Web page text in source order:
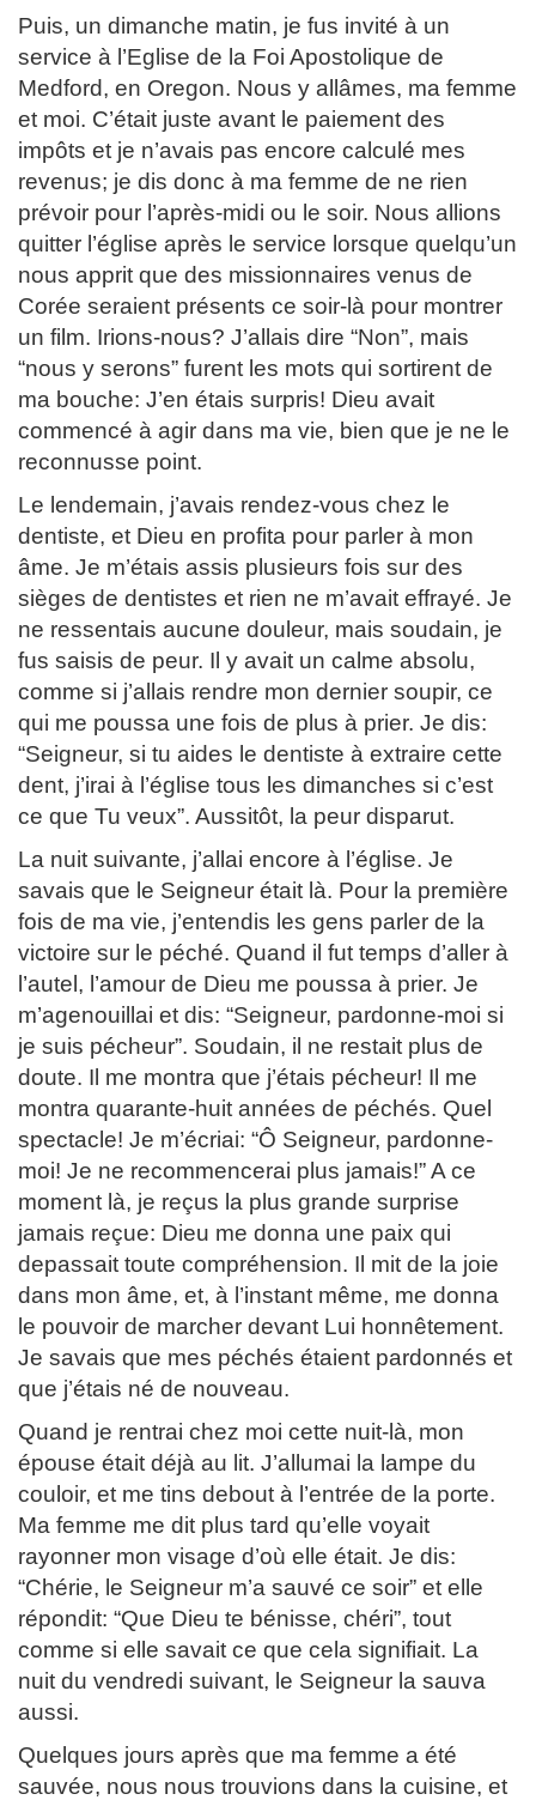
Puis, un dimanche matin, je fus invité à un
service à l’Eglise de la Foi Apostolique de
Medford, en Oregon. Nous y allâmes, ma femme
et moi. C’était juste avant le paiement des
impôts et je n’avais pas encore calculé mes
revenus; je dis donc à ma femme de ne rien
prévoir pour l’après-midi ou le soir. Nous allions
quitter l’église après le service lorsque quelqu’un
nous apprit que des missionnaires venus de
Corée seraient présents ce soir-là pour montrer
un film. Irions-nous? J’allais dire “Non”, mais
“nous y serons” furent les mots qui sortirent de
ma bouche: J’en étais surpris! Dieu avait
commencé à agir dans ma vie, bien que je ne le
reconnusse point.
Le lendemain, j’avais rendez-vous chez le
dentiste, et Dieu en profita pour parler à mon
âme. Je m’étais assis plusieurs fois sur des
sièges de dentistes et rien ne m’avait effrayé. Je
ne ressentais aucune douleur, mais soudain, je
fus saisis de peur. Il y avait un calme absolu,
comme si j’allais rendre mon dernier soupir, ce
qui me poussa une fois de plus à prier. Je dis:
“Seigneur, si tu aides le dentiste à extraire cette
dent, j’irai à l’église tous les dimanches si c’est
ce que Tu veux”. Aussitôt, la peur disparut.
La nuit suivante, j’allai encore à l’église. Je
savais que le Seigneur était là. Pour la première
fois de ma vie, j’entendis les gens parler de la
victoire sur le péché. Quand il fut temps d’aller à
l’autel, l’amour de Dieu me poussa à prier. Je
m’agenouillai et dis: “Seigneur, pardonne-moi si
je suis pécheur”. Soudain, il ne restait plus de
doute. Il me montra que j’étais pécheur! Il me
montra quarante-huit années de péchés. Quel
spectacle! Je m’écriai: “Ô Seigneur, pardonne-
moi! Je ne recommencerai plus jamais!” A ce
moment là, je reçus la plus grande surprise
jamais reçue: Dieu me donna une paix qui
depassait toute compréhension. Il mit de la joie
dans mon âme, et, à l’instant même, me donna
le pouvoir de marcher devant Lui honnêtement.
Je savais que mes péchés étaient pardonnés et
que j’étais né de nouveau.
Quand je rentrai chez moi cette nuit-là, mon
épouse était déjà au lit. J’allumai la lampe du
couloir, et me tins debout à l’entrée de la porte.
Ma femme me dit plus tard qu’elle voyait
rayonner mon visage d’où elle était. Je dis:
“Chérie, le Seigneur m’a sauvé ce soir” et elle
répondit: “Que Dieu te bénisse, chéri”, tout
comme si elle savait ce que cela signifiait. La
nuit du vendredi suivant, le Seigneur la sauva
aussi.
Quelques jours après que ma femme a été
sauvée, nous nous trouvions dans la cuisine, et